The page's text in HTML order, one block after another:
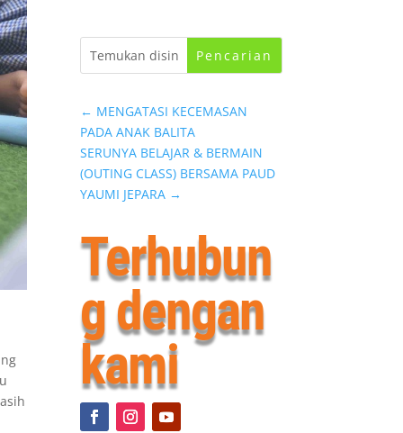
← MENGATASI KECEMASAN
PADA ANAK BALITA
SERUNYA BELAJAR & BERMAIN
(OUTING CLASS) BERSAMA PAUD
YAUMI JEPARA →
Terhubun
g dengan
kami